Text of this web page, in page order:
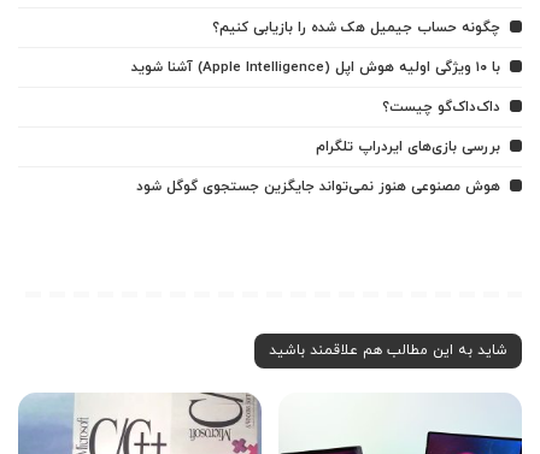
چگونه حساب جیمیل هک شده را بازیابی کنیم؟
با ۱۰ ویژگی اولیه هوش اپل (Apple Intelligence) آشنا شوید
داک‌داک‌گو چیست؟
بررسی بازی‌های ایردراپ تلگرام
هوش مصنوعی هنوز نمی‌تواند جایگزین جستجوی گوگل شود
شاید به این مطالب هم علاقمند باشید